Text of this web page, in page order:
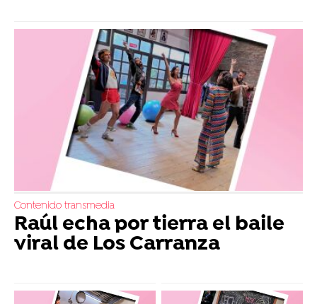
Contenido transmedia
Raúl echa por tierra el baile
viral de Los Carranza